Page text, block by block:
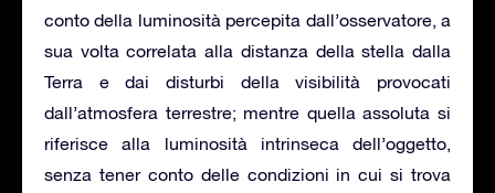
conto della luminosità percepita dall’osservatore, a
sua volta correlata alla distanza della stella dalla
Terra e dai disturbi della visibilità provocati
dall’atmosfera terrestre; mentre quella assoluta si
riferisce alla luminosità intrinseca dell’oggetto,
senza tener conto delle condizioni in cui si trova